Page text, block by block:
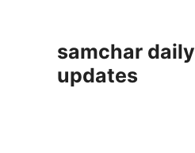
samchar daily
updates